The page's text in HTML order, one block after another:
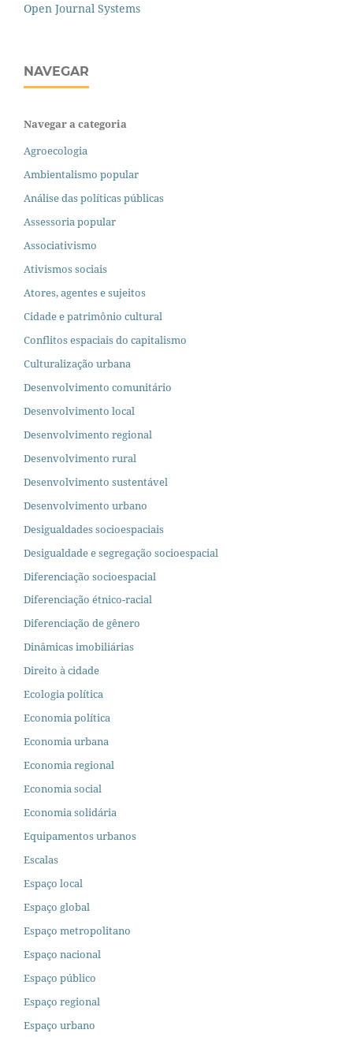
Open Journal Systems
NAVEGAR
Navegar a categoria
Agroecologia
Ambientalismo popular
Análise das políticas públicas
Assessoria popular
Associativismo
Ativismos sociais
Atores, agentes e sujeitos
Cidade e patrimônio cultural
Conflitos espaciais do capitalismo
Culturalização urbana
Desenvolvimento comunitário
Desenvolvimento local
Desenvolvimento regional
Desenvolvimento rural
Desenvolvimento sustentável
Desenvolvimento urbano
Desigualdades socioespaciais
Desigualdade e segregação socioespacial
Diferenciação socioespacial
Diferenciação étnico-racial
Diferenciação de gênero
Dinâmicas imobiliárias
Direito à cidade
Ecologia política
Economia política
Economia urbana
Economia regional
Economia social
Economia solidária
Equipamentos urbanos
Escalas
Espaço local
Espaço global
Espaço metropolitano
Espaço nacional
Espaço público
Espaço regional
Espaço urbano